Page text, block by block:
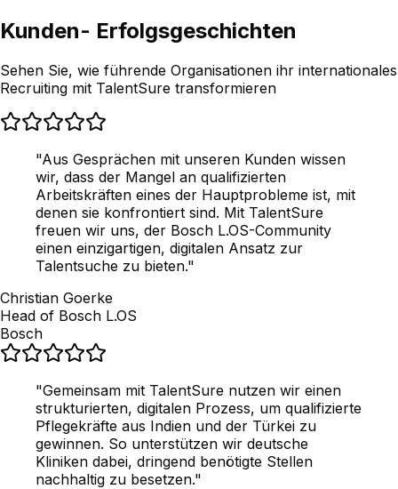
Kunden- Erfolgsgeschichten
Sehen Sie, wie führende Organisationen ihr internationales
Recruiting mit TalentSure transformieren
"Aus Gesprächen mit unseren Kunden wissen
wir, dass der Mangel an qualifizierten
Arbeitskräften eines der Hauptprobleme ist, mit
denen sie konfrontiert sind. Mit TalentSure
freuen wir uns, der Bosch L.OS-Community
einen einzigartigen, digitalen Ansatz zur
Talentsuche zu bieten."
Christian Goerke
Head of Bosch L.OS
Bosch
"Gemeinsam mit TalentSure nutzen wir einen
strukturierten, digitalen Prozess, um qualifizierte
Pflegekräfte aus Indien und der Türkei zu
gewinnen. So unterstützen wir deutsche
Kliniken dabei, dringend benötigte Stellen
nachhaltig zu besetzen."